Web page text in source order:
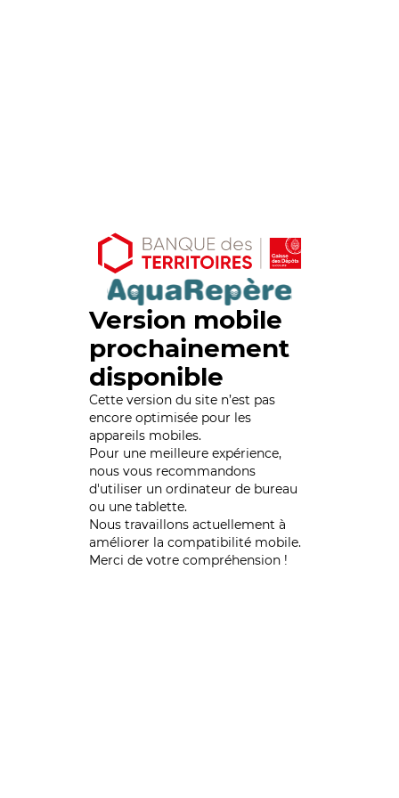
Version mobile
prochainement
disponible
Cette version du site n’est pas
encore optimisée pour les
appareils mobiles.
Pour une meilleure expérience,
nous vous recommandons
d'utiliser un ordinateur de bureau
ou une tablette.
Nous travaillons actuellement à
améliorer la compatibilité mobile.
Merci de votre compréhension !